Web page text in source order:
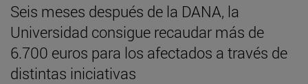
Seis meses después de la DANA, la
Universidad consigue recaudar más de
6.700 euros para los afectados a través de
distintas iniciativas